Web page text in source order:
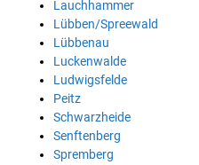
Lauchhammer
Lübben/Spreewald
Lübbenau
Luckenwalde
Ludwigsfelde
Peitz
Schwarzheide
Senftenberg
Spremberg